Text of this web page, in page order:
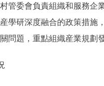
管委會負責組織和服務企
學研深度融合的政策措
問題，重點組織産業規劃